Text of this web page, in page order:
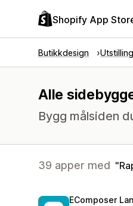
Shopify App
Butikkdesign
Alle
Bygg målsiden
39 apper med
EComposer